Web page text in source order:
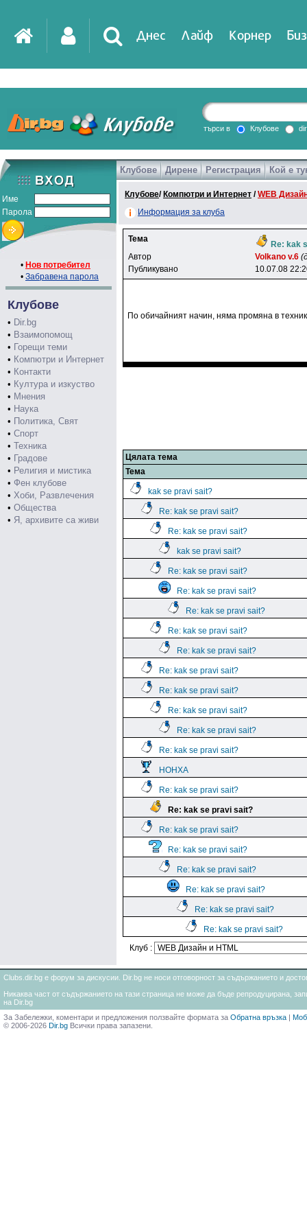
Днес Лайф Корнер
DirTV Impressio
Games
търси в Клубове
Име
Парола
• Нов потребител
• Забравена парола
Клубове
• Dir.bg
• Взаимопомощ
• Горещи теми
• Компютри и Интернет
• Контакти
• Култура и изкуство
• Мнения
• Наука
• Политика, Свят
• Спорт
• Техника
• Градове
• Религия и мистика
• Фен клубове
• Хоби, Развлечения
• Общества
• Я, архивите са живи
Клубове Дирене Регистрация Кой е
Клубове/ Компютри и Интернет /WEB
Информация за клуба
Тема
Re: kak
Автор
Volkano v.6
Публикувано
10.07.08
По обичайният начин, няма промяна в
Цялата тема
Тема
kak se pravi sait?
Re: kak se pravi sait?
Re: kak se pravi sait?
kak se pravi sait?
Re: kak se pravi sait?
Re: kak se pravi sait?
Re: kak se pravi sait?
Re: kak se pravi sait?
Re: kak se pravi sait?
Re: kak se pravi sait?
Re: kak se pravi sait?
Re: kak se pravi sait?
Re: kak se pravi sait?
Re: kak se pravi sait?
HOHXA
Re: kak se pravi sait?
Re: kak se pravi sait?
Re: kak se pravi sait?
Re: kak se pravi sait?
Re: kak se pravi sait?
Re: kak se pravi sait?
Re: kak se pravi sait?
Re: kak se pravi sait?
Клуб :
Clubs.dir.bg е форум за дискусии. Dir.bg не носи отговорност за съдържанието и
Никаква част от съдържанието на тази страница не може да бъде репродуцирана,
на Dir.bg
За Забележки, коментари и предложения ползвайте формата за Обратна връзка |
© 2006-2026 Dir.bg Всички права запазени.